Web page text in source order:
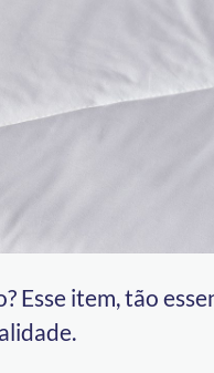
item, tão